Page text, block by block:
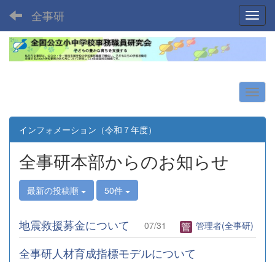
全事研
インフォメーション（令和７年度）
全事研本部からのお知らせ
最新の投稿順 50件
地震救援募金について 07/31 管理者(全事研)
全事研人材育成指標モデルについて